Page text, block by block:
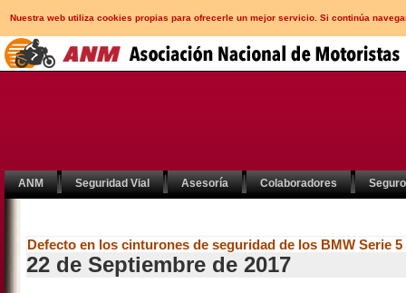
Nuestra web utiliza cookies propias para ofrecerle un mejor servicio. Si continúa
ANM Seguridad Vial Asesoría Colaboradores
Defecto en los cinturones de seguridad de los BMW Serie 5
22 de Septiembre de 2017